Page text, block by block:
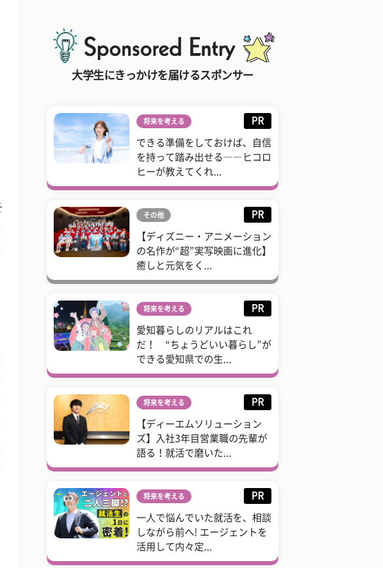
大学生にきっかけを届けるスポンサー
将来を考える PR
できる準備をしておけば、自信
を持って踏み出せる――ヒコロ
ヒーが教えてくれ...
その他 PR
【ディズニー・アニメーション
の名作が“超”実写映画に進化】
癒しと元気をく...
将来を考える PR
愛知暮らしのリアルはこれ
だ！ “ちょうどいい暮らし”が
できる愛知県での生...
将来を考える PR
【ディーエムソリューション
ズ】入社3年目営業職の先輩が
語る！就活で磨いた...
将来を考える PR
一人で悩んでいた就活を、相談
しながら前へ! エージェントを
活用して内々定...